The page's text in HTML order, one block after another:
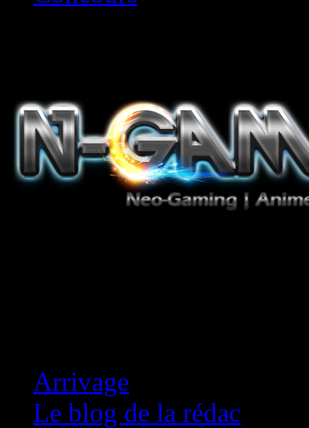
Arrivage
Le blog de la rédac